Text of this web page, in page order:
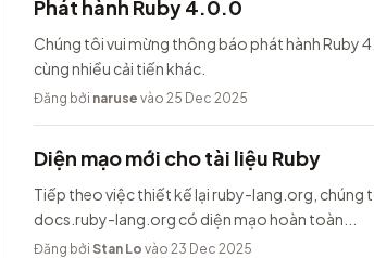
Phát hành Ruby 4.0.0
Chúng tôi vui mừng thông báo phát hành Ruby
cùng nhiều cải tiến khác.
Đăng bởi naruse vào 25 Dec 2025
Diện mạo mới cho tài liệu Ruby
Tiếp theo việc thiết kế lại ruby-lang.org, chúng
docs.ruby-lang.org có diện mạo hoàn toàn...
Đăng bởi Stan Lo vào 23 Dec 2025